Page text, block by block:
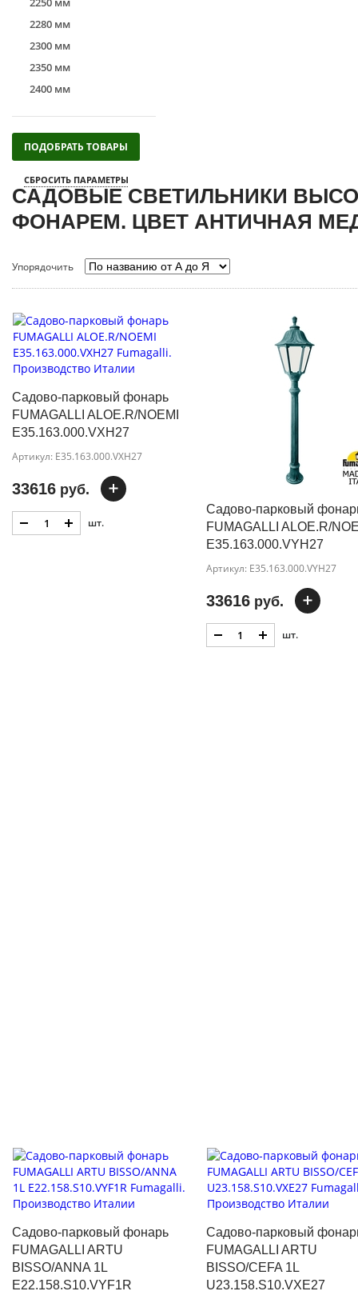
2280 мм
2300 мм
2350 мм
2400 мм
САДОВЫЕ СВЕТИЛЬНИКИ
ФОНАРЕМ. ЦВЕТ АНТИЧНАЯ
Упорядочить
Садово-парковый фонарь
FUMAGALLI ALOE.R/NOEMI
E35.163.000.VXH27
Артикул: E35.163.000.VXH27
33616 руб.
шт.
Садово-парковый
FUMAGALLI ALOE.R/
E35.163.000.VYH27
Артикул: E35.163.000.VYH27
33616руб.
шт.
Садово-парковый фонарь
FUMAGALLI ARTU
BISSO/ANNA 1L
E22.158.S10.VYF1R
Садово-парковый
FUMAGALLI ARTU
BISSO/CEFA 1L
U23.158.S10.VXE27